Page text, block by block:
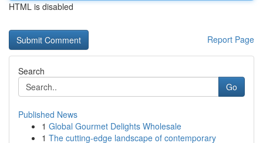
HTML is disabled
Report Page
Search
Go
Published News
1 Global Gourmet Delights Wholesale
1 The cutting-edge landscape of contemporary